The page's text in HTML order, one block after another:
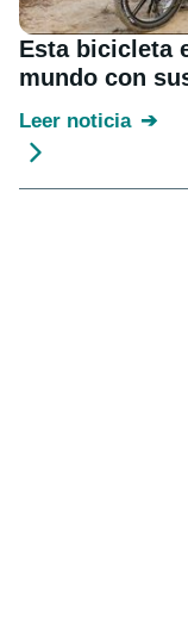
Esta bicicleta
mundo con
Leer noticia